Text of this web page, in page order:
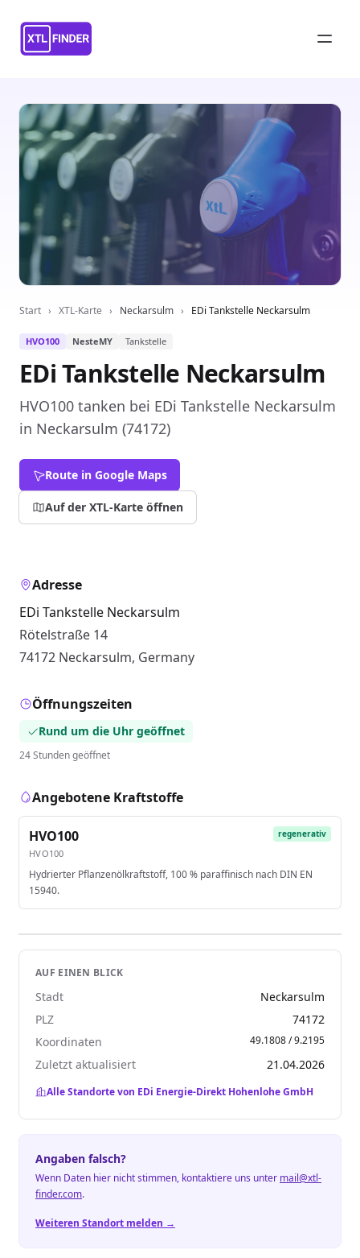
Start › XTL-Karte › Neckarsulm › EDi Tankstelle Neckarsulm
HVO100 NesteMY Tankstelle
EDi Tankstelle Neckarsulm
HVO100 tanken bei EDi Tankstelle Neckarsulm
in Neckarsulm (74172)
Route in Google Maps
Auf der XTL-Karte öffnen
Adresse
EDi Tankstelle Neckarsulm
Rötelstraße 14
74172 Neckarsulm, Germany
Öffnungszeiten
Rund um die Uhr geöffnet
24 Stunden geöffnet
Angebotene Kraftstoffe
HVO100
HVO100
regenerativ
Hydrierter Pflanzenölkraftstoff, 100 % paraffinisch nach DIN EN
15940.
AUF EINEN BLICK
Stadt
Neckarsulm
PLZ
74172
Koordinaten
49.1808 / 9.2195
Zuletzt aktualisiert 21.04.2026
Alle Standorte von EDi Energie-Direkt Hohenlohe GmbH
Angaben falsch?
Wenn Daten hier nicht stimmen, kontaktiere uns unter mail@xtl-
finder.com.
Weiteren Standort melden →